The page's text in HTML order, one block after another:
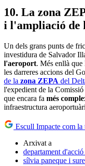
10. La zona
i l'ampliació de
Un dels grans punts de
investidura de Salvador
l'aeroport. Més enllà
les darreres accions del
de la zona ZEPA del
l'expedient de la
que encara fa més
infraestructura
Escull Impacte com
Arxivat a
departament
sílvia paneque i